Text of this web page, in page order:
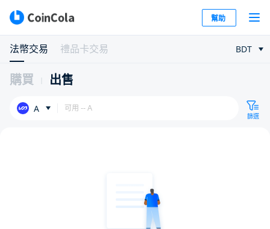
幫助
法幣交易 禮品卡交易 BDT
購買 出售
A
篩選